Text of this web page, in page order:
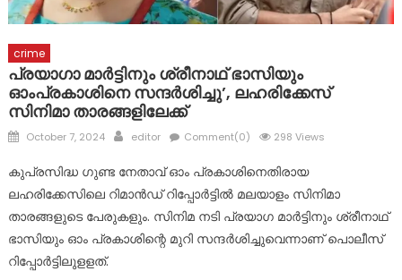
crime
പ്രയാ​ഗാ മാർട്ടിനും ശ്രീനാഥ് ഭാസിയും
ഓംപ്രകാശിനെ സന്ദർശിച്ചു’, ലഹരിക്കേസ്
സിനിമാ താരങ്ങളിലേക്ക്
Posted
October 7, 2024 Author
editor Comment(0) 298 Views
കുപ്രസിദ്ധ ഗുണ്ട നേതാവ് ഓം പ്രകാശിനെതിരായ
ലഹരിക്കേസിലെ റിമാൻഡ് റിപ്പോർട്ടിൽ മലയാളം സിനിമാ
താരങ്ങളുടെ പേരുകളും. സിനിമ നടി പ്രയാഗ മാർട്ടിനും ശ്രീനാഥ്
ഭാസിയും ഓം പ്രകാശിന്റെ മുറി സന്ദർശിച്ചുവെന്നാണ് പൊലീസ്
റിപ്പോർട്ടിലുളളത്.